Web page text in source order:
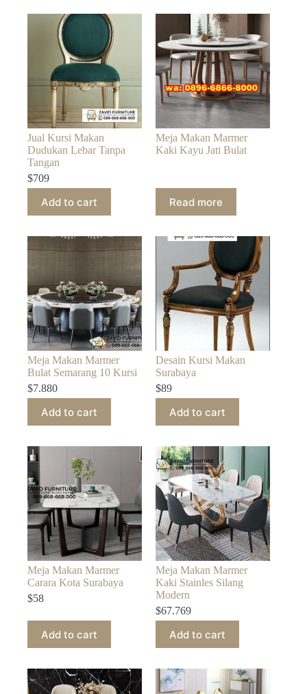
Jual Kursi Makan
Dudukan Lebar Tanpa
Tangan
$709
Add to cart
Meja Makan Marmer
Kaki Kayu Jati Bulat
Read more
Meja Makan Marmer
Bulat Semarang 10 Kursi
$7.880
Add to cart
Desain Kursi Makan
Surabaya
$89
Add to cart
Meja Makan Marmer
Carara Kota Surabaya
$58
Add to cart
Meja Makan Marmer
Kaki Stainles Silang
Modern
$67.769
Add to cart